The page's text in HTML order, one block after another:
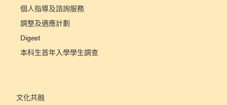
個人指導及諮詢服務
調整及適應計劃
Digest
本科生首年入學學生調查
文化共融